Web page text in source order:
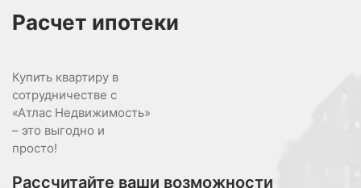
Расчет ипотеки
Купить квартиру в
сотрудничестве с
«Атлас Недвижимость»
– это выгодно и
просто!
Рассчитайте ваши возможности